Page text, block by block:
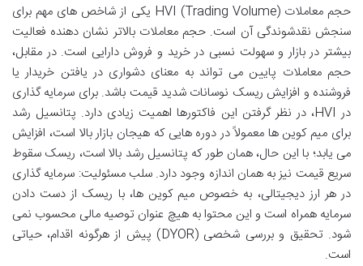
حجم معاملات (Trading Volume) HVI یکی از شاخص های مهم برای
سنجش نقدشوندگی آن است. حجم معاملات بالاتر نشان دهنده فعالیت
بیشتر در بازار و سهولت نسبی در خرید و فروش دارایی است. در مقابل،
حجم معاملات پایین می تواند به معنای دشواری در یافتن خریدار یا
فروشنده و افزایش ریسک نوسانات شدید قیمت باشد. برای سرمایه گذاری
در HVI، در نظر گرفتن این فاکتورها اهمیت زیادی دارد. پتانسیل رشد
برای میم کوین ها معمولاً در دوره هایی که هیجان بازار بالا است، افزایش
می یابد؛ با این حال، همان طور که پتانسیل رشد بالا است، ریسک سقوط
سریع قیمت نیز به همان اندازه وجود دارد. سلب مسئولیت: سرمایه گذاری
در هر ارز دیجیتالی، به خصوص میم کوین ها، با ریسک از دست دادن
سرمایه همراه است و این محتوا به هیچ عنوان توصیه مالی محسوب نمی
شود. تحقیق و بررسی شخصی (DYOR) پیش از هرگونه اقدام، حیاتی
است.